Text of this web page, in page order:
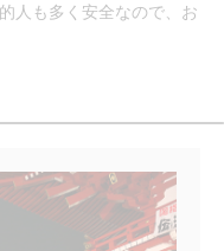
人も多く安全なので、お